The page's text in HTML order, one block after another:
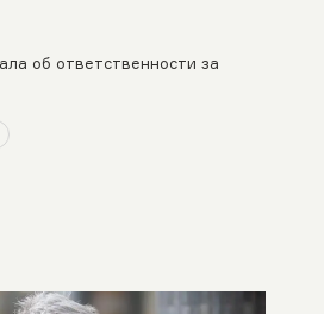
об ответственности за